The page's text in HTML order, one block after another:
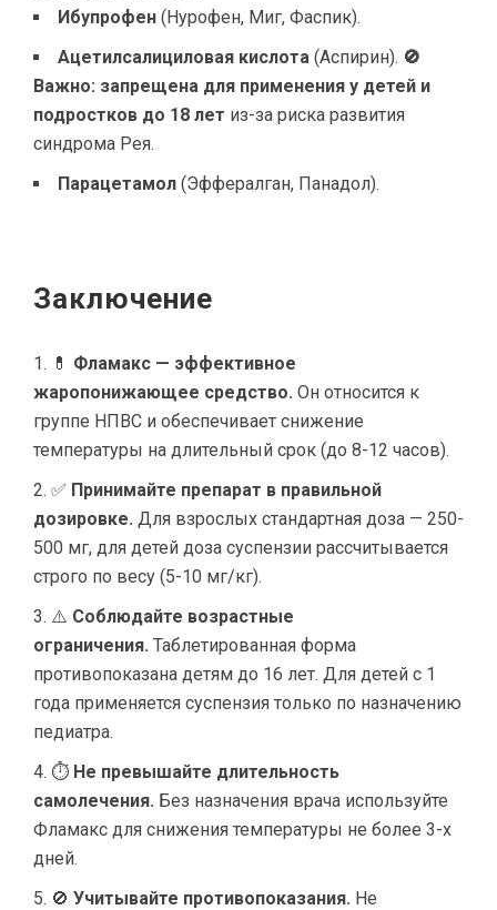
Ибупрофен (Нурофен, Миг, Фаспик).
Ацетилсалициловая кислота (Аспирин). 🚫
Важно: запрещена для применения у детей и
подростков до 18 лет из-за риска развития
синдрома Рея.
Парацетамол (Эффералган, Панадол).
Заключение
💊 Фламакс — эффективное
жаропонижающее средство. Он относится к
группе НПВС и обеспечивает снижение
температуры на длительный срок (до 8-12 часов).
✅ Принимайте препарат в правильной
дозировке. Для взрослых стандартная доза — 250-
500 мг, для детей доза суспензии рассчитывается
строго по весу (5-10 мг/кг).
⚠️ Соблюдайте возрастные
ограничения. Таблетированная форма
противопоказана детям до 16 лет. Для детей с 1
года применяется суспензия только по назначению
педиатра.
⏱ Не превышайте длительность
самолечения. Без назначения врача используйте
Фламакс для снижения температуры не более 3-х
дней.
🚫 Учитывайте противопоказания. Не